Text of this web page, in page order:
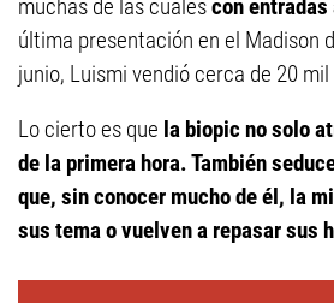
muchas de las cualescon
última presentación en el Madison
junio, Luismi vendió cerca de 20
Lo cierto es que la biopic no solo
de la primera hora. También
que, sin conocer mucho de él, la
sus tema o vuelven a repasar sus